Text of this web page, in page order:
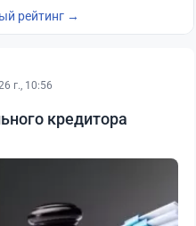
рейтинг →
г., 10:56
кредитора